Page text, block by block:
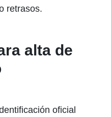
retrasos.
alta de
oficial